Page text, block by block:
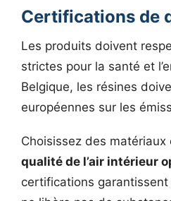
Certifications de
Les produits doivent
strictes pour la santé et
Belgique, les résines
européennes sur les
Choisissez des
qualité de l’air intérieur
certifications